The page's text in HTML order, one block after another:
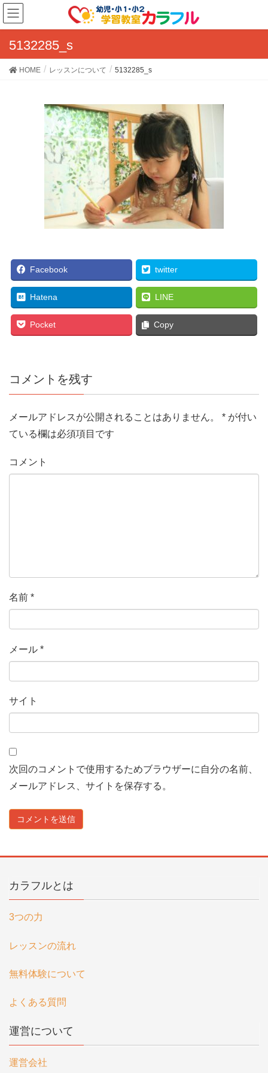
5132285_s
HOME レッスンについて 5132285_s
Facebook twitter
Hatena LINE
Pocket Copy
コメントを残す
メールアドレスが公開されることはありません。 * が付い
ている欄は必須項目です
コメント
名前 *
メール *
サイト
次回のコメントで使用するためブラウザーに自分の名前、
メールアドレス、サイトを保存する。
カラフルとは
3つの力
レッスンの流れ
無料体験について
よくある質問
運営について
運営会社